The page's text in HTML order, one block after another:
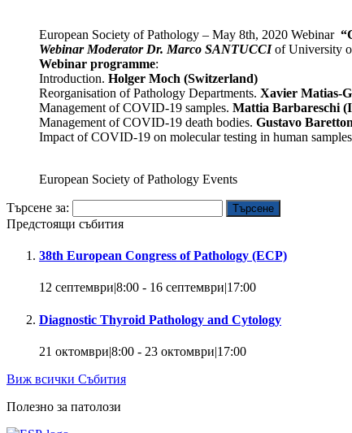
European Society of Pathology – May 8th, 2020 Webinar
Webinar Moderator Dr. Marco SANTUCCIof University
Webinar programme:
Introduction. Holger Moch (Switzerland)
Reorganisation of Pathology Departments. Xavier Matias-
Management of COVID-19 samples. Mattia Barbareschi
Management of COVID-19 death bodies. Gustavo
Impact of COVID-19 on molecular testing in human
European Society of Pathology Events
Търсене за:
Предстоящи събития
38th European Congress of Pathology (ECP)
12 септември|8:00 - 16 септември|17:00
Diagnostic Thyroid Pathology and Cytology
21 октомври|8:00 - 23 октомври|17:00
Виж всички Събития
Полезно за патолози